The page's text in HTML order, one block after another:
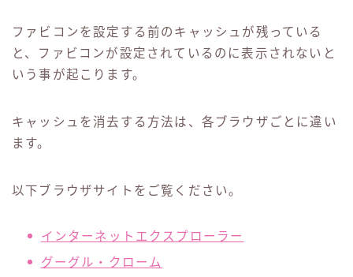
ファビコンを設定する前のキャッシュが残っている
と、ファビコンが設定されているのに表示されないと
いう事が起こります。
キャッシュを消去する方法は、各ブラウザごとに違い
ます。
以下ブラウザサイトをご覧ください。
インターネットエクスプローラー
グーグル・クローム